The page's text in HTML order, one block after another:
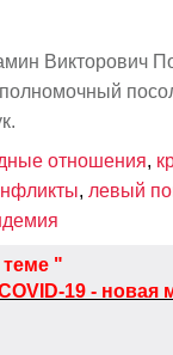
Викторович
отношения,
, левый
теме "
19 - новая